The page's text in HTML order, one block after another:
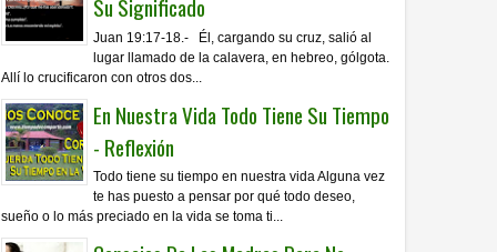
Su Significado
Juan 19:17-18.- Él, cargando su cruz, salió al
lugar llamado de la calavera, en hebreo, gólgota.
Allí lo crucificaron con otros dos...
En Nuestra Vida Todo Tiene Su Tiempo
- Reflexión
Todo tiene su tiempo en nuestra vida Alguna vez
te has puesto a pensar por qué todo deseo,
sueño o lo más preciado en la vida se toma ti...